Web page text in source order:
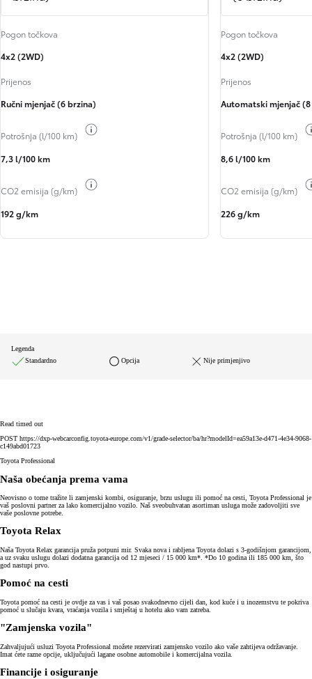
Pogon točkova
4x2 (2WD)
Prijenos
Ručni mjenjač (6 brzina)
Potrošnja (l/100 km)
7,3 l/100 km
CO2 emisija (g/km)
192 g/km
Pogon točkova
4x2 (2WD)
Prijenos
Automatski mjenjač
Potrošnja (l/100 km)
8,6 l/100 km
CO2 emisija (g/km)
226 g/km
Legenda
Standardno
Opcija Nije primjenjivo
Read timed out
POST https://dxp-webcarconfig.toyota-europe.com/v1/grade-selector/ba/hr?modelId=ea59a13e-d471-4e34-9068-
c149abd01723
Toyota Professional
Naša obećanja prema vama
Neovisno o tome tražite li zamjenski kombi, osiguranje, brzu uslugu ili pomoć na cesti, Toyota Professional je
vaš poslovni partner za lako komercijalno vozilo. Naš sveobuhvatan asortiman usluga može zadovoljiti sve
vaše poslovne potrebe.
Toyota Relax
Naša Toyota Relax garancija pruža potpuni mir. Svaka nova i rabljena Toyota dolazi s 3-godišnjom garancijom,
a uz svaku uslugu dolazi dodatna garancija od 12 mjeseci / 15 000 km*. *Do 10 godina ili 185 000 km, što
god nastupi prvo.
Pomoć na cesti
Toyota pomoć na cesti je ovdje za vas i vaš posao svakodnevno cijeli dan, kod kuće i u inozemstvu te pokriva
pomoć u slučaju kvara, vraćanja vozila i smještaj u hotelu ako vam zatreba.
"Zamjenska vozila"
Zahvaljujući usluzi Toyota Professional možete rezervirati zamjensko vozilo ako vaše zahtijeva održavanje.
Imat ćete razne opcije, uključujući lagane osobne automobile i komercijalna vozila.
Financije i osiguranje